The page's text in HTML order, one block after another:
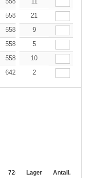
558.95 530.96
21
558.95
9
558.95
5
558.95 530.96
10
642.69 2
72-143 144-287
Lager Antall.